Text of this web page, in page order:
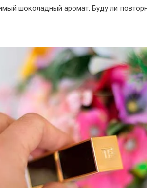
шоколадный аромат. Буду ли